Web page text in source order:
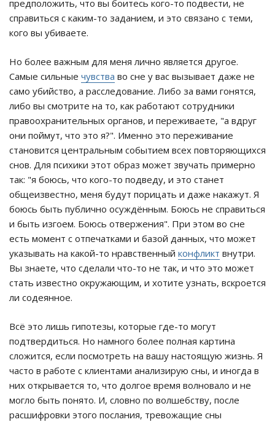
предположить, что вы боитесь кого-то подвести, не
справиться с каким-то заданием, и это связано с теми,
кого вы убиваете.
Но более важным для меня лично является другое.
Самые сильные чувства во сне у вас вызывает даже не
само убийство, а расследование. Либо за вами гонятся,
либо вы смотрите на то, как работают сотрудники
правоохранительных органов, и переживаете, "а вдруг
они поймут, что это я?". Именно это переживание
становится центральным событием всех повторяющихся
снов. Для психики этот образ может звучать примерно
так: "я боюсь, что кого-то подведу, и это станет
общеизвестно, меня будут порицать и даже накажут. Я
боюсь быть публично осуждённым. Боюсь не справиться
и быть изгоем. Боюсь отвержения". При этом во сне
есть момент с отпечатками и базой данных, что может
указывать на какой-то нравственный конфликт внутри.
Вы знаете, что сделали что-то не так, и что это может
стать известно окружающим, и хотите узнать, вскроется
ли содеянное.
Всё это лишь гипотезы, которые где-то могут
подтвердиться. Но намного более полная картина
сложится, если посмотреть на вашу настоящую жизнь. Я
часто в работе с клиентами анализирую сны, и иногда в
них открывается то, что долгое время волновало и не
могло быть понято. И, словно по волшебству, после
расшифровки этого послания, тревожащие сны